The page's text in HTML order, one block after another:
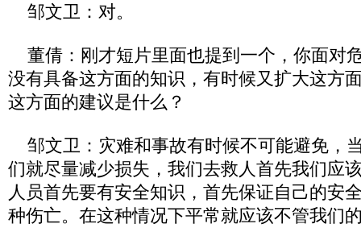
邹文卫：对。
董倩：刚才短片里面也提到一个，你面对
没有具备这方面的知识，有时候又扩大这方
这方面的建议是什么？
邹文卫：灾难和事故有时候不可能避免，
们就尽量减少损失，我们去救人首先我们应
人员首先要有安全知识，首先保证自己的安
种伤亡。在这种情况下平常就应该不管我们